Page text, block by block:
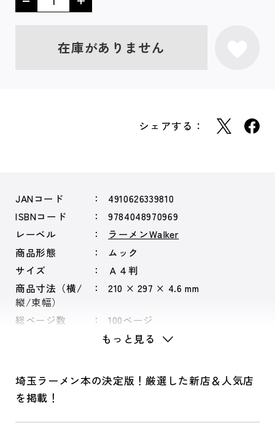
在庫がありません
シェアする：
JANコード
4910626339810
ISBNコード
9784048970969
レーベル
ラーメンWalker
商品形態
ムック
サイズ
Ａ４判
商品寸法（横/
縦/束幅）
210 × 297 × 4.6 mm
総ページ数 100ページ
もっと見る
埼玉ラーメン本の決定版！厳選した新店＆人気店
を掲載！